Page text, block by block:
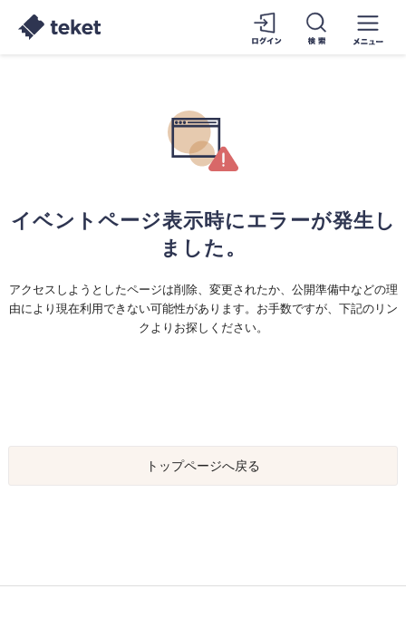
イベントページ表示時にエラーが発生し
ました。
アクセスしようとしたページは削除、変更されたか、公開準備中などの理
由により現在利用できない可能性があります。お手数ですが、下記のリン
クよりお探しください。
トップページへ戻る